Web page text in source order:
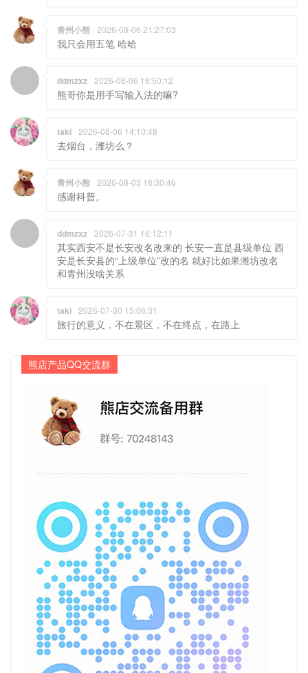
青州小熊 2026-08-06 21:27:03
我只会用五笔 哈哈
ddmzxz 2026-08-06 18:50:12
熊哥你是用手写输入法的嘛?
taki 2026-08-06 14:10:48
去烟台，潍坊么？
青州小熊 2026-08-03 18:30:46
感谢科普。
ddmzxz 2026-07-31 16:12:11
其实西安不是长安改名改来的 长安一直是县级单位 西
安是长安县的“上级单位”改的名 就好比如果潍坊改名
和青州没啥关系
taki 2026-07-30 15:06:31
旅行的意义，不在景区，不在终点，在路上
熊店产品QQ交流群